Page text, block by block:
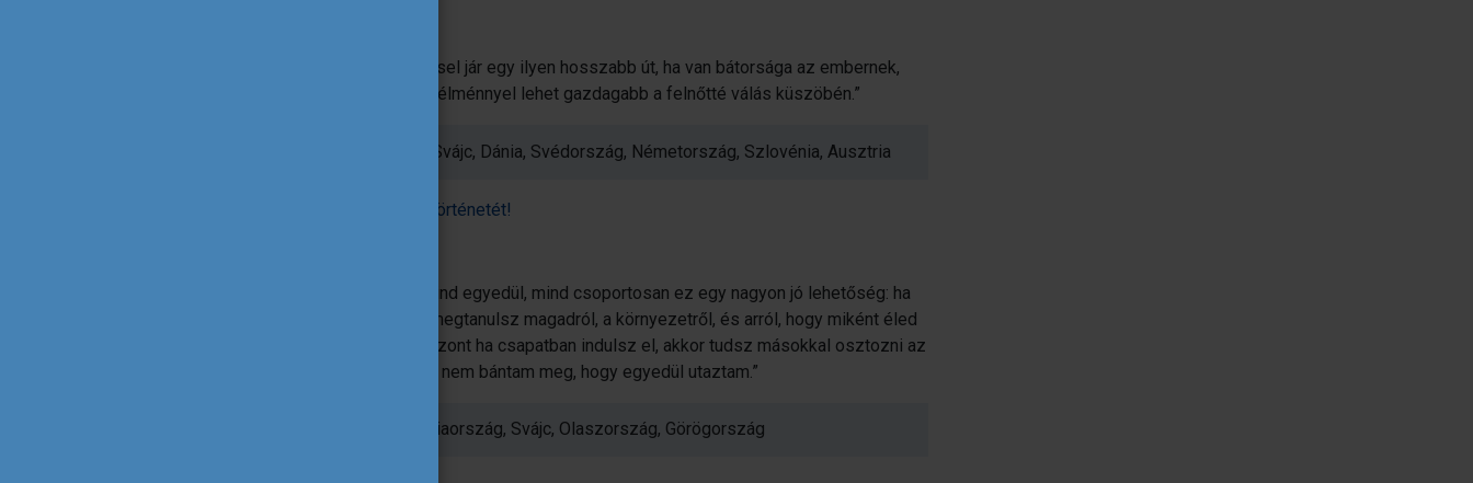
„Megtanultam, hogy bár sok felkészüléssel jár egy ilyen hosszabb út, ha van bátorsága az embernek,
hogy belevágjon, akkor egy életre szóló élménnyel lehet gazdagabb a felnőtté válás küszöbén.”
Áron és Alexa utazásának állomásai: Svájc, Dánia, Svédország, Németország, Szlovénia, Ausztria
Ismerd meg Áron és Alexa DiscoverEU történetét!
„Őszintén szólva úgy gondolom, hogy mind egyedül, mind csoportosan ez egy nagyon jó lehetőség: ha
egyedül vágsz neki, akkor sok mindent megtanulsz magadról, a környezetről, és arról, hogy miként éled
meg, hogy távol vagy az otthonodtól. Viszont ha csapatban indulsz el, akkor tudsz másokkal osztozni az
élményeken. Személy szerint egyáltalán nem bántam meg, hogy egyedül utaztam.”
Benjámin utazásának állomásai: Franciaország, Svájc, Olaszország, Görögország